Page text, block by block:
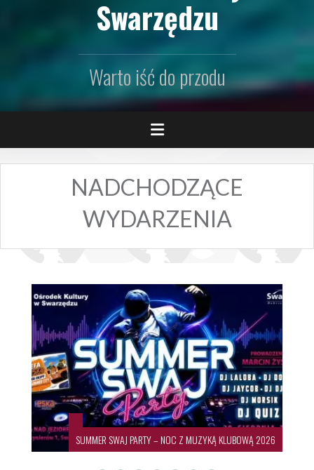
Swarzędzu
Warto iść do przodu
NADCHODZĄCE
WYDARZENIA
SUMMER SWAJ PARTY – NOC Z MUZYKĄ KLUBOWĄ 2026